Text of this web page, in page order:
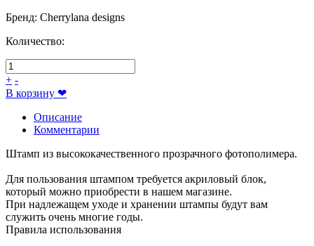
Бренд: Cherrylana designs
Количество:
+ -
В корзину ❤
Описание
Комментарии
Штамп из высококачественного прозрачного фотополимера.
Для пользования штампом требуется акриловый блок,
который можно приобрести в нашем магазине.
При надлежащем уходе и хранении штампы будут вам
служить очень многие годы.
Правила использования